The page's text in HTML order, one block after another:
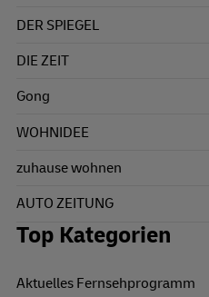
DER SPIEGEL
DIE ZEIT
Gong
WOHNIDEE
zuhause wohnen
AUTO ZEITUNG
Top Kategorien
Aktuelles Fernsehprogramm